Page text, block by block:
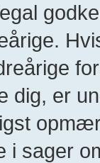
dig, er
i sager